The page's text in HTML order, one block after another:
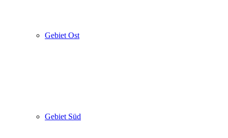
Gebiet Ost
Gebiet Süd